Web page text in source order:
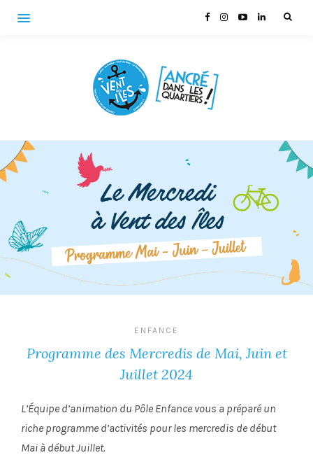
ENFANCE
Programme des Mercredis de Mai, Juin et
Juillet 2024
L’Équipe d’animation du Pôle Enfance vous a préparé un
riche programme d’activités pour les mercredis de début
Mai à début Juillet.